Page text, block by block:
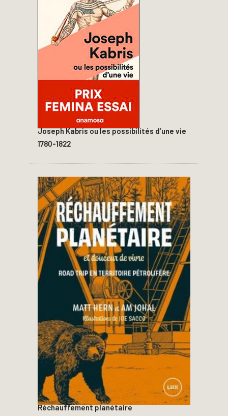
Joseph Kabris ou les possibilités d’une vie
1780-1822
Réchauffement planétaire